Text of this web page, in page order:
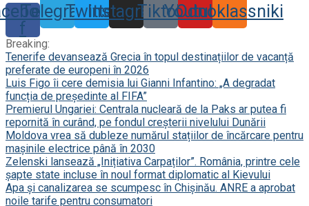
f
TelegramTwitter
Instagram
TiktokYoutube
Odnoklassniki
Breaking:
Tenerife devansează Grecia în topul destinațiilor de vacanță
preferate de europeni în 2026
Luis Figo îi cere demisia lui Gianni Infantino: „A degradat
funcția de președinte al FIFA”
Premierul Ungariei: Centrala nucleară de la Paks ar putea fi
repornită în curând, pe fondul creșterii nivelului Dunării
Moldova vrea să dubleze numărul stațiilor de încărcare pentru
mașinile electrice până în 2030
Zelenski lansează „Inițiativa Carpaților”. România, printre cele
șapte state incluse în noul format diplomatic al Kievului
Apa și canalizarea se scumpesc în Chișinău. ANRE a aprobat
noile tarife pentru consumatori